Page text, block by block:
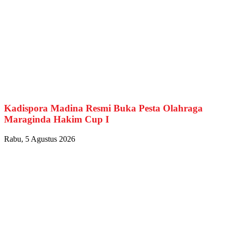
Kadispora Madina Resmi Buka Pesta Olahraga
Maraginda Hakim Cup I
Rabu, 5 Agustus 2026